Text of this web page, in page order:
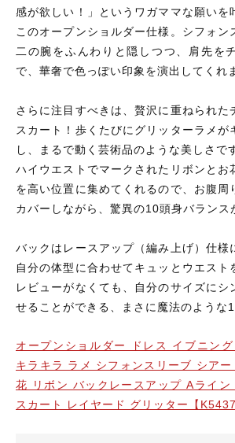
感が欲しい！」というワガママな願いを
このオープンショルダー仕様。シフォン
二の腕をふんわりと隠しつつ、肩先を
で、華奢で色っぽい印象を演出してくれ
さらに注目すべきは、贅沢に重ねられた
スカート！歩くたびにグリッターラメが
し、まるで動く芸術品のような美しさで
ハイウエストでマークされたリボンとお
を高い位置に集めてくれるので、お腹周
カバーしながら、驚異の10頭身バランス
バックはレースアップ（編み上げ）仕様
自分の体型に合わせてキュッとウエスト
レビューがなくても、自分のサイズにシ
せることができる、まさに魔法のような1
オープンショルダー ドレス イブニン
キラキラ ラメ シフォンスリーブ シア
花 リボン バックレースアップ Aライン
スカート レイヤード グリッター【K5437